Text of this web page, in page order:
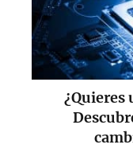
¿Quieres